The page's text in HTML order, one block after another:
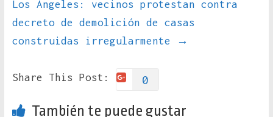
Los Ángeles: vecinos protestan contra
decreto de demolición de casas
construidas irregularmente
→
Share This Post: 0
También te puede gustar